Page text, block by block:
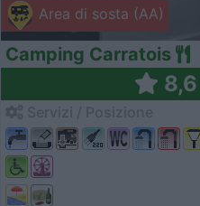
Area di sosta (AA)
Camping Carratois
8,6